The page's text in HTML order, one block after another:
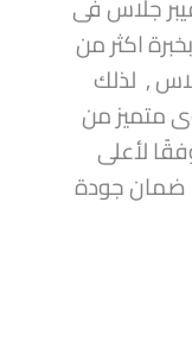
اكثر من
, لذلك
متميز من
لأعلى
ضمان جودة